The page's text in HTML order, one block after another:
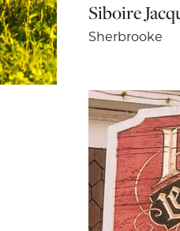
Siboire
Sherbrooke